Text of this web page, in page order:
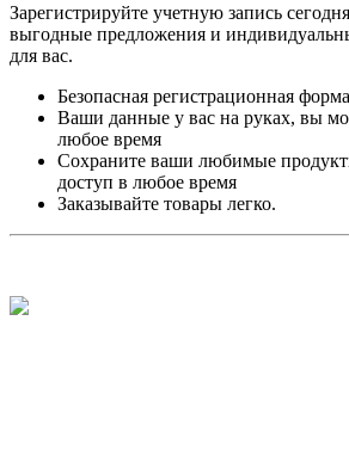
Зарегистрируйте учетную запись
выгодные предложения и
для вас.
Безопасная регистрационная форма
Ваши данные у вас на руках, вы
любое время
Сохраните ваши любимые
доступ в любое время
Заказывайте товары легко.